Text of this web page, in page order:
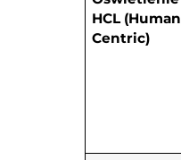
HCL (Human
Centric)